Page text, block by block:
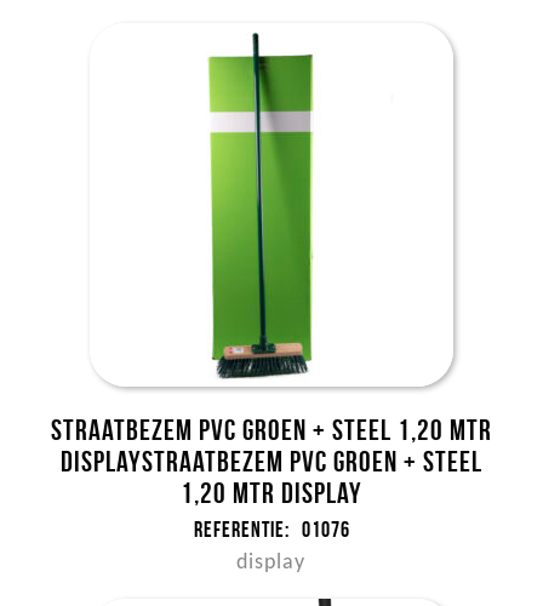
Straatbezem pvc groen + steel 1,20 mtr
DISPLAYStraatbezem pvc groen + steel
1,20 mtr DISPLAY
Referentie: 01076
display